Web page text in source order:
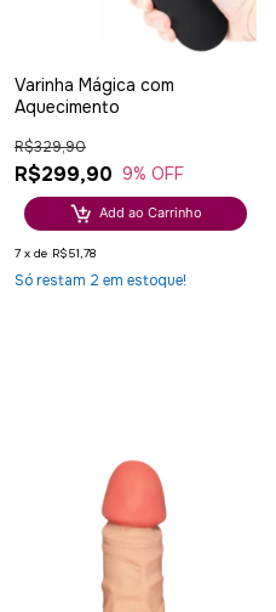
Varinha Mágica com
Aquecimento
R$299,90
R$329,90
9% OFF
Add ao Carrinho
7 x de R$51,78
Só restam 2 em estoque!